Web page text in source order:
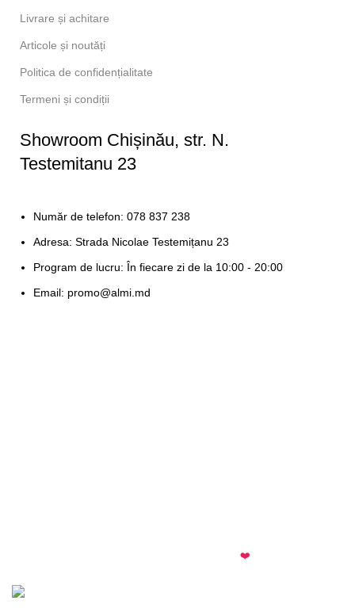
Livrare și achitare
Articole și noutăți
Politica de confidențialitate
Termeni și condiții
Showroom Chișinău, str. N.
Testemitanu 23
Număr de telefon: 078 837 238
Adresa: Strada Nicolae Testemițanu 23
Program de lucru: În fiecare zi de la 10:00 - 20:00
Email: promo@almi.md
❤️